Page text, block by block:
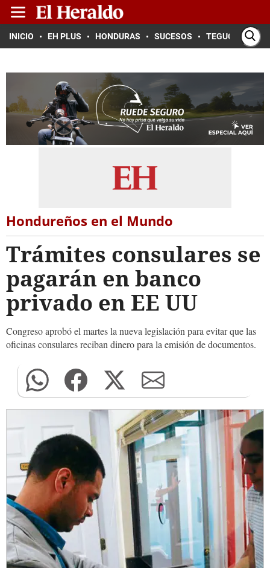
INICIO EH PLUS HONDURAS SUCESOS TEGUCIGALPA
Hondureños en el Mundo
Trámites consulares se
pagarán en banco
privado en EE UU
Congreso aprobó el martes la nueva legislación para evitar que las
oficinas consulares reciban dinero para la emisión de documentos.